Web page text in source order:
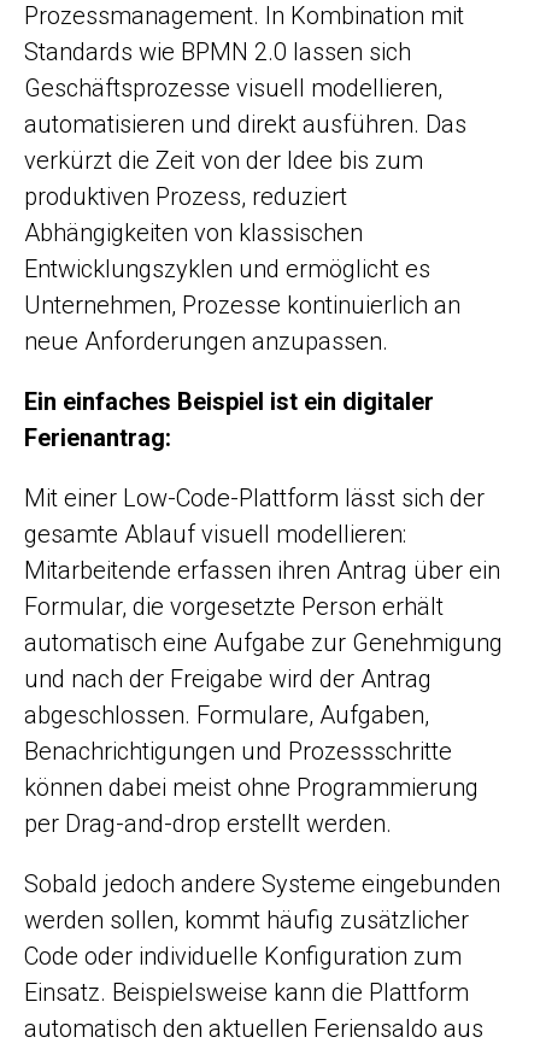
Prozessmanagement. In Kombination mit
Standards wie BPMN 2.0 lassen sich
Geschäftsprozesse visuell modellieren,
automatisieren und direkt ausführen. Das
verkürzt die Zeit von der Idee bis zum
produktiven Prozess, reduziert
Abhängigkeiten von klassischen
Entwicklungszyklen und ermöglicht es
Unternehmen, Prozesse kontinuierlich an
neue Anforderungen anzupassen.
Ein einfaches Beispiel ist ein digitaler
Ferienantrag:
Mit einer Low-Code-Plattform lässt sich der
gesamte Ablauf visuell modellieren:
Mitarbeitende erfassen ihren Antrag über ein
Formular, die vorgesetzte Person erhält
automatisch eine Aufgabe zur Genehmigung
und nach der Freigabe wird der Antrag
abgeschlossen. Formulare, Aufgaben,
Benachrichtigungen und Prozessschritte
können dabei meist ohne Programmierung
per Drag-and-drop erstellt werden.
Sobald jedoch andere Systeme eingebunden
werden sollen, kommt häufig zusätzlicher
Code oder individuelle Konfiguration zum
Einsatz. Beispielsweise kann die Plattform
automatisch den aktuellen Feriensaldo aus